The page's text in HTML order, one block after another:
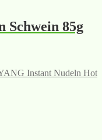
Schwein 85g
Instant Nudeln Hot